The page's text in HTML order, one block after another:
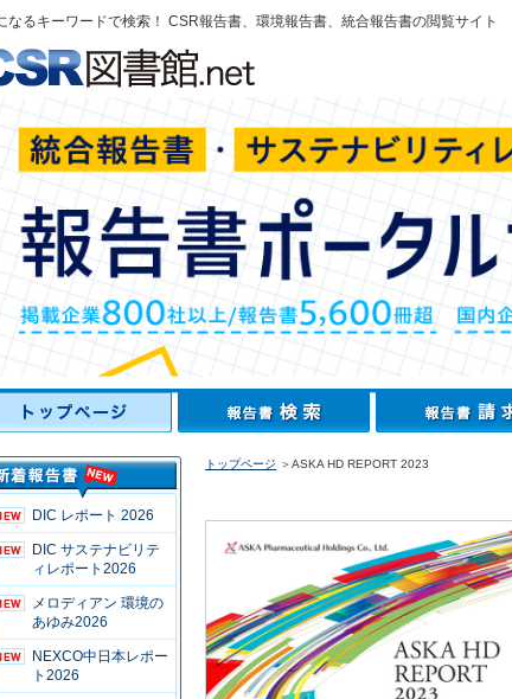
なるキーワードで検索！ CSR報告書、環境報告書、統合報告書の閲覧サイト
DIC レポート 2026
DIC サステナビリテ
ィレポート2026
メロディアン 環境の
あゆみ2026
NEXCO中日本レポー
ト2026
トップページ ＞ASKA HD REPORT 2023